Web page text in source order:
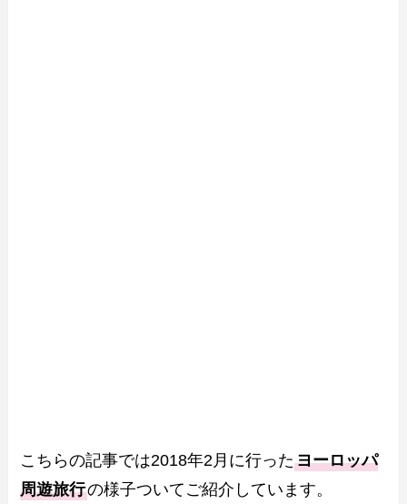
こちらの記事では2018年2月に行ったヨーロッパ
周遊旅行の様子ついてご紹介しています。